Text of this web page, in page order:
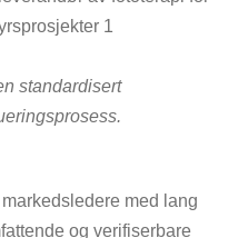
standardisert
med lang
og verifiserbare